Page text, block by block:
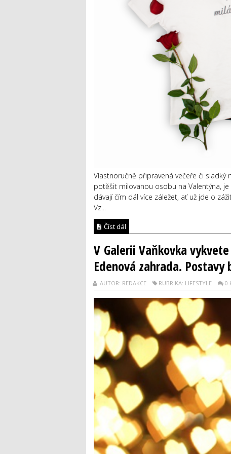
Vlastnoručně připravená večeře či sladký
potěšit milovanou osobu na Valentýna, je
dávají čím dál více záležet, ať už jde o
Vz...
Číst dál
V Galerii Vaňkovka
Edenová zahrada.
AUTOR: REDAKCE RUBRIKA: LIFESTYLE 0